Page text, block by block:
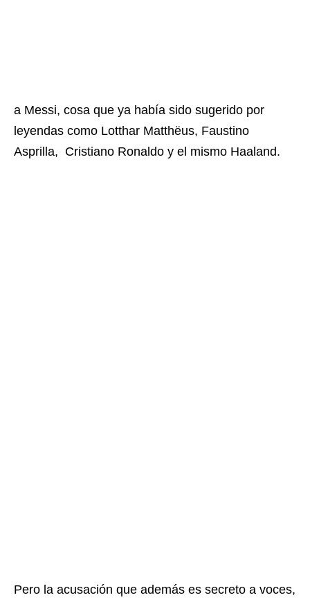
a Messi, cosa que ya había sido sugerido por
leyendas como Lotthar Matthëus, Faustino
Asprilla, Cristiano Ronaldo y el mismo Haaland.
Pero la acusación que además es secreto a voces,